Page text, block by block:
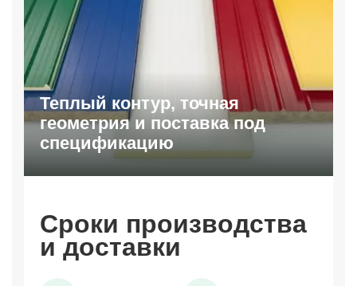
Теплый контур, точная
геометрия и поставка под
спецификацию
Сроки производства
и доставки